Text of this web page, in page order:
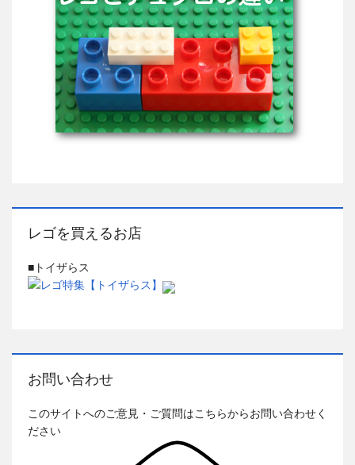
レゴを買えるお店
■トイザらス
お問い合わせ
このサイトへのご意見・ご質問はこちらからお問い合わせく
ださい